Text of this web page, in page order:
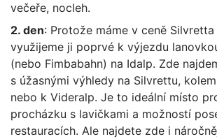
večeře, nocleh.
2. den: Protože máme v ceně
využijeme ji poprvé k výjezdu
(nebo Fimbabahn) na Idalp. Zde
s úžasnými výhledy na Silvrettu,
nebo k Videralp. Je to ideální místo
procházku s lavičkami a možností
restauracích. Ale najdete zde i